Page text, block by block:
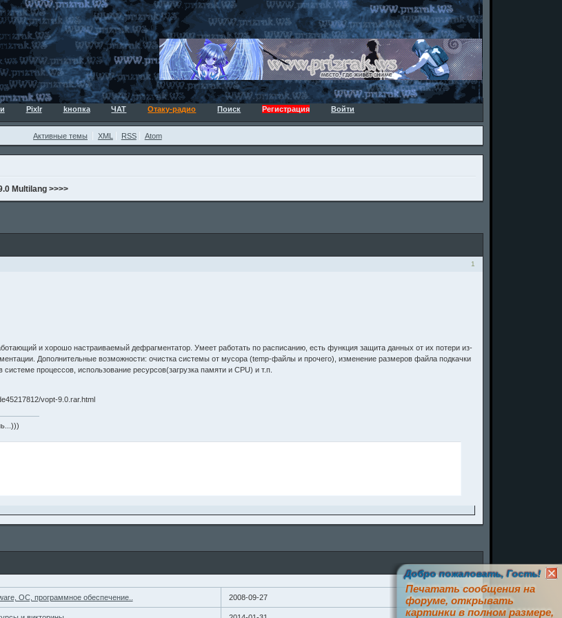
Pixlr kнопка ЧАТ Отаку-радио Поиск Регистрация Войти
Активные темы XML RSS Atom
Multilang >>>>
1
и хорошо настраиваемый дефрагментатор. Умеет работать по расписанию, есть функция защита данных от их потери из-
Дополнительные возможности: очистка системы от мусора (temp-файлы и прочего), изменение размеров файла подкачки
процессов, использование ресурсов(загрузка памяти и CPU) и т.п.
vopt-9.0.rar.html
ОС, программное обеспечение.. 2008-09-27
Добро пожаловать, Гость!
Печатать сообщения на
форуме, открывать
картинки в полном размере,